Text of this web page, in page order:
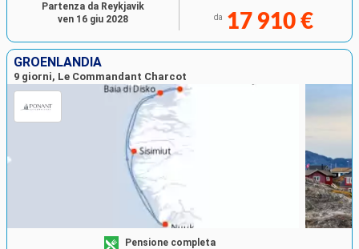
da 17 910 €
Partenza da Reykjavik
ven 16 giu 2028
GROENLANDIA
9 giorni, Le Commandant Charcot
Pensione completa